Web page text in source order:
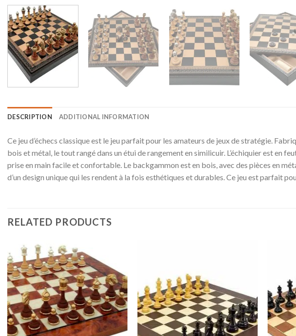
DESCRIPTION ADDITIONAL INFORMATION
Ce jeu d’échecs classique est le jeu parfait pour les amateurs de jeux de stratégie.
bois et métal, le tout rangé dans un étui de rangement en similicuir. L’échiquier est en
prise en main facile et confortable. Le backgammon est en bois, avec des pièces en
d’un design unique qui les rendent à la fois esthétiques et durables. Ce jeu est parfait
RELATED PRODUCTS